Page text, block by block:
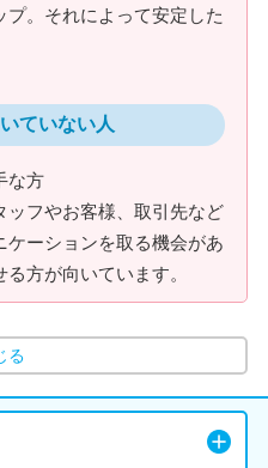
プ。それによって安定した
ていない人
な方
ッフやお客様、取引先など
ケーションを取る機会があ
方が向いています。
る